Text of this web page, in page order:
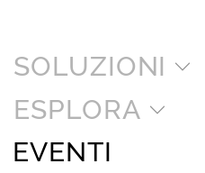
SOLUZIONI
ESPLORA
EVENTI